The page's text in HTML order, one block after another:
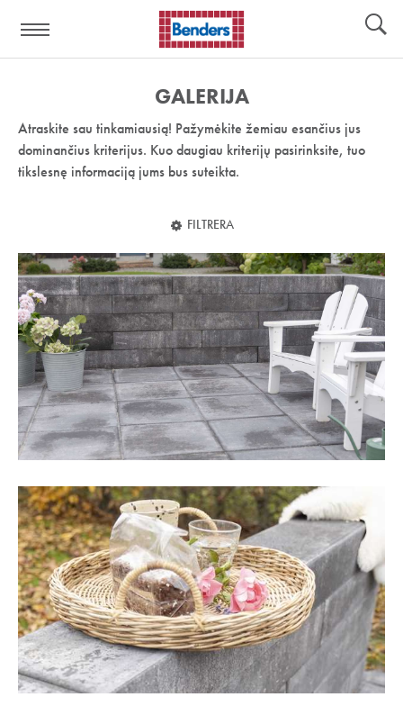
nuoroda:
GALERIJA
Atraskite sau tinkamiausią! Pažymėkite žemiau esančius jus
dominančius kriterijus. Kuo daugiau kriterijų pasirinksite, tuo
tikslesnę informaciją jums bus suteikta.
FILTRERA